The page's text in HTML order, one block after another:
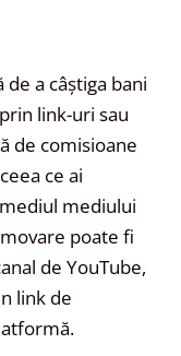
a câștiga bani
link-uri sau
de comisioane
ce ai
mediului
poate fi
de YouTube,
link de